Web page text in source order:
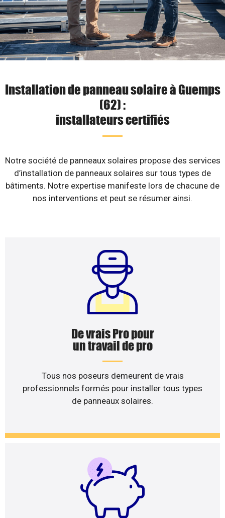
Installation de panneau solaire à Guemps
(62) :
installateurs certifiés
Notre société de panneaux solaires propose des services
d’installation de panneaux solaires sur tous types de
bâtiments. Notre expertise manifeste lors de chacune de
nos interventions et peut se résumer ainsi.
De vrais Pro pour
un travail de pro
Tous nos poseurs demeurent de vrais
professionnels formés pour installer tous types
de panneaux solaires.